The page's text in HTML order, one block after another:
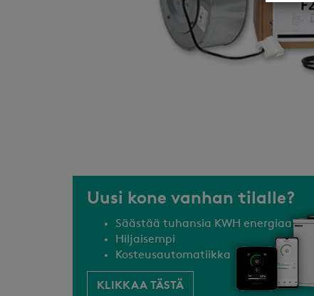
Uusi kone vanhan tilalle?
Säästää tuhansia KWH energiaa
Hiljaisempi
Kosteusautomatiikka
KLIKKAA TÄSTÄ